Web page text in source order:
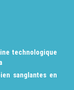
technologique
sanglantes en